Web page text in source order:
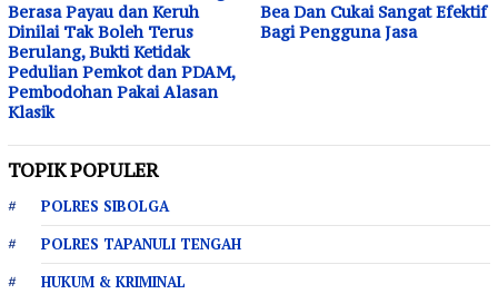
Berasa Payau dan Keruh
Dinilai Tak Boleh Terus
Berulang, Bukti Ketidak
Pedulian Pemkot dan PDAM,
Pembodohan Pakai Alasan
Klasik
Bea Dan Cukai Sangat Efektif
Bagi Pengguna Jasa
TOPIK POPULER
POLRES SIBOLGA
POLRES TAPANULI TENGAH
HUKUM & KRIMINAL